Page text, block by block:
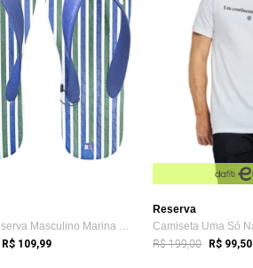
Chinelo Reserva Masculino Marina Lines B...
R$ 109,99
Reserva
R$ 199,00 R$ 99,50